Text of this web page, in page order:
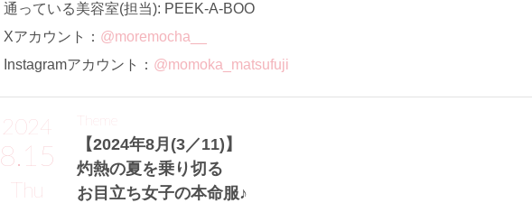
通っている美容室(担当): PEEK-A-BOO
Xアカウント： @moremocha__
Instagramアカウント： @momoka_matsufuji
2024
8.15
Thu
【2024年8月(3／11)】
灼熱の夏を乗り切る
お目立ち女子の本命服♪
Theme